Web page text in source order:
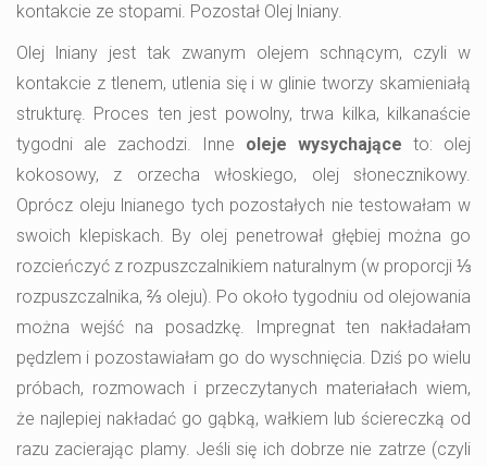
kontakcie ze stopami. Pozostał Olej lniany.
Olej lniany jest tak zwanym olejem schnącym, czyli w
kontakcie z tlenem, utlenia się i w glinie tworzy skamieniałą
strukturę. Proces ten jest powolny, trwa kilka, kilkanaście
tygodni ale zachodzi. Inne oleje wysychające to: olej
kokosowy, z orzecha włoskiego, olej słonecznikowy.
Oprócz oleju lnianego tych pozostałych nie testowałam w
swoich klepiskach. By olej penetrował głębiej można go
rozcieńczyć z rozpuszczalnikiem naturalnym (w proporcji ⅓
rozpuszczalnika, ⅔ oleju). Po około tygodniu od olejowania
można wejść na posadzkę. Impregnat ten nakładałam
pędzlem i pozostawiałam go do wyschnięcia. Dziś po wielu
próbach, rozmowach i przeczytanych materiałach wiem,
że najlepiej nakładać go gąbką, wałkiem lub ściereczką od
razu zacierając plamy. Jeśli się ich dobrze nie zatrze (czyli